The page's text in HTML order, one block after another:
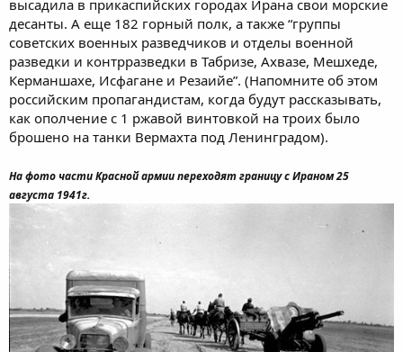
высадила в прикаспийских городах Ирана свои морские
десанты. А еще 182 горный полк, а также “группы
советских военных разведчиков и отделы военной
разведки и контрразведки в Табризе, Ахвазе, Мешхеде,
Керманшахе, Исфагане и Резаийе”. (Напомните об этом
российским пропагандистам, когда будут рассказывать,
как ополчение с 1 ржавой винтовкой на троих было
брошено на танки Вермахта под Ленинградом).
На фото части Красной армии переходят границу с Ираном 25
августа 1941г.